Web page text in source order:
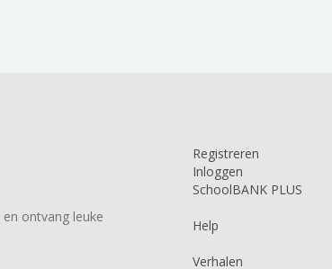
en ontvang leuke
Registreren
Inloggen
SchoolBANK PLUS
Help
Verhalen